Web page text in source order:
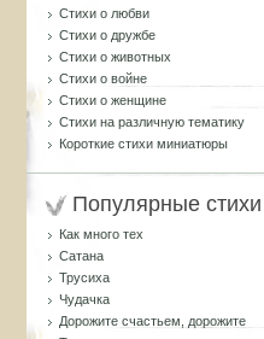
Стихи о любви
Стихи о дружбе
Стихи о животных
Стихи о войне
Стихи о женщине
Стихи на различную тематику
Короткие стихи миниатюры
Популярные стихи
Как много тех
Сатана
Трусиха
Чудачка
Дорожите счастьем, дорожите